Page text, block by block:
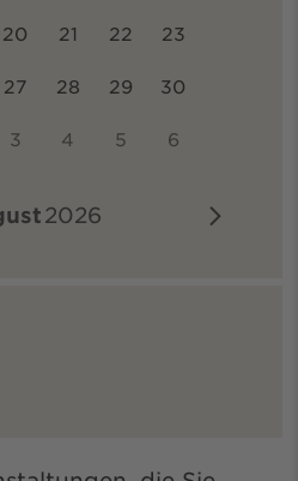
2026
20 21 22 23
27 28 29 30
3 4 5 6